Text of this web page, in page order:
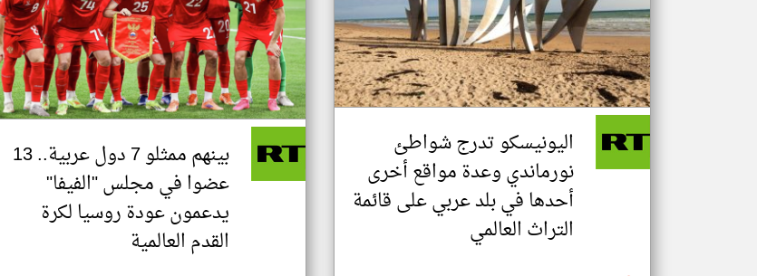
اليونيسكو تدرج شواطئ
نورماندي وعدة مواقع أخرى
أحدها في بلد عربي على قائمة
التراث العالمي
بينهم ممثلو 7 دول عربية.. 13
عضوا في مجلس "الفيفا"
يدعمون عودة روسيا لكرة
القدم العالمية